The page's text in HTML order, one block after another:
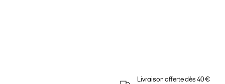
Livraison offerte dès 40 €